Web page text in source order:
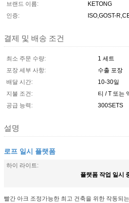
브랜드 이름:
KETONG
인증:
ISO,GOST-
결제 및 배송 조건
최소 주문 수량:
1 세트
포장 세부 사항:
수출 포장
배달 시간:
10-30일
지불 조건:
티 / T 또는
공급 능력:
300SETS
설명
로프 일시 플랫폼
하이 라이트:
플랫폼 작업 일시
빨간 아크 조정가능한 최고 건축을 위한 작동되